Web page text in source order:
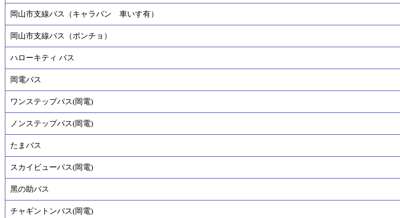
岡山市支線バス（キャラバン 車いす有）
岡山市支線バス（ポンチョ）
ハローキティ バス
岡電バス
ワンステップバス(岡電)
ノンステップバス(岡電)
たまバス
スカイビューバス(岡電)
黑の助バス
チャギントンバス(岡電)